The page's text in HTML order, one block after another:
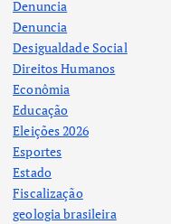
Denuncia
Denuncia
Desigualdade Social
Direitos Humanos
Econômia
Educação
Eleições 2026
Esportes
Estado
Fiscalização
geologia brasileira